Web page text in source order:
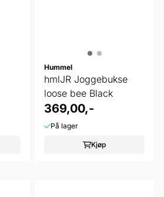
Hummel
hmlJR Joggebukse
loose bee Black
369,00,-
På lager
Kjøp